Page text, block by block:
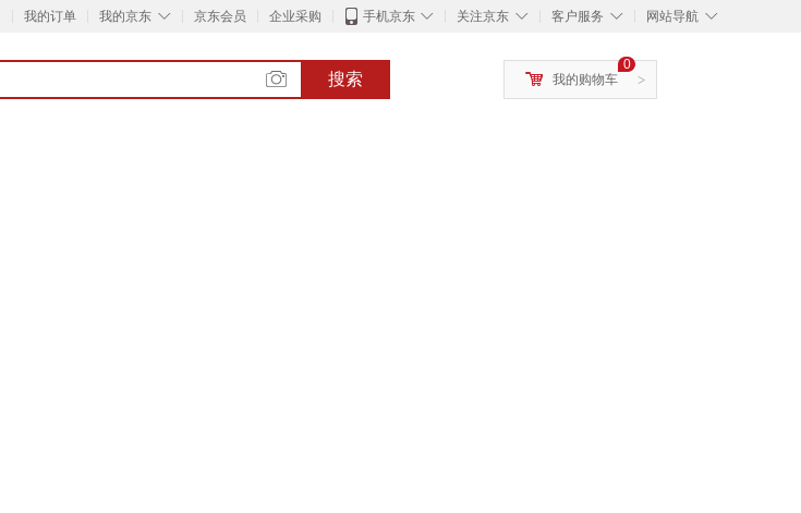
我的订单 ◇
我的京东 京东会员 企业采购 ◇
手机京东 ◇
关注京东 ◇
客户服务 ◇
网站导航
搜索 >
0
我的购物车